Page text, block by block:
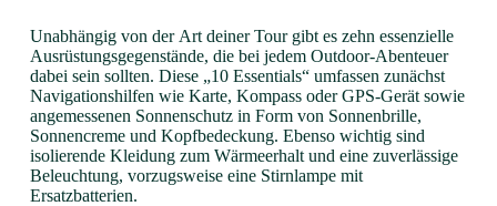
Unabhängig von der Art deiner Tour gibt es zehn essenzielle
Ausrüstungsgegenstände, die bei jedem Outdoor-Abenteuer
dabei sein sollten. Diese „10 Essentials“ umfassen zunächst
Navigationshilfen wie Karte, Kompass oder GPS-Gerät sowie
angemessenen Sonnenschutz in Form von Sonnenbrille,
Sonnencreme und Kopfbedeckung. Ebenso wichtig sind
isolierende Kleidung zum Wärmeerhalt und eine zuverlässige
Beleuchtung, vorzugsweise eine Stirnlampe mit
Ersatzbatterien.